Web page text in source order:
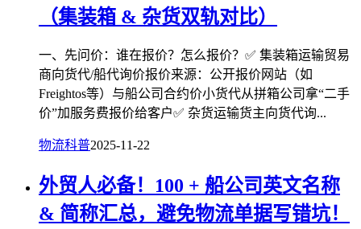
（集装箱 & 杂货双轨对比）
一、先问价：谁在报价？怎么报价？✅ 集装箱运输贸易
商向货代/船代询价报价来源：公开报价网站（如
Freightos等）与船公司合约价小货代从拼箱公司拿“二手
价”加服务费报价给客户✅ 杂货运输货主向货代询...
物流科普2025-11-22
外贸人必备！100 + 船公司英文名称
& 简称汇总，避免物流单据写错坑！